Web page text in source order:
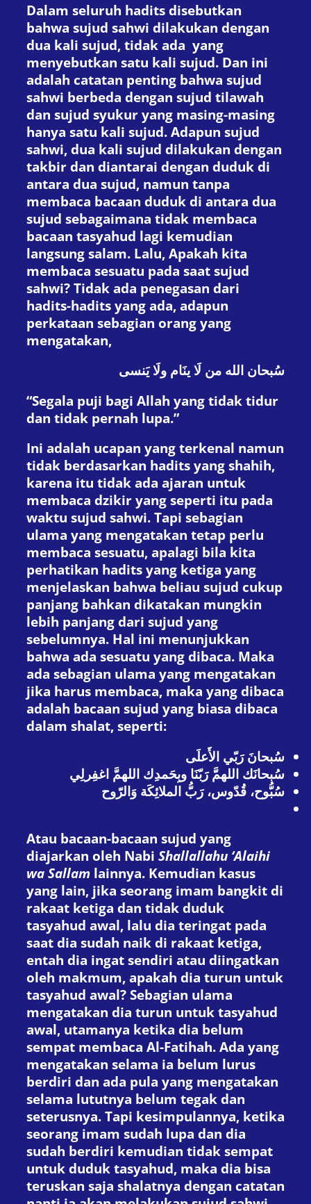
Dalam seluruh hadits disebutkan
bahwa sujud sahwi dilakukan dengan
dua kali sujud, tidak ada yang
menyebutkan satu kali sujud. Dan ini
adalah catatan penting bahwa sujud
sahwi berbeda dengan sujud tilawah
dan sujud syukur yang masing-masing
hanya satu kali sujud. Adapun sujud
sahwi, dua kali sujud dilakukan dengan
takbir dan diantarai dengan duduk di
antara dua sujud, namun tanpa
membaca bacaan duduk di antara dua
sujud sebagaimana tidak membaca
bacaan tasyahud lagi kemudian
langsung salam. Lalu, Apakah kita
membaca sesuatu pada saat sujud
sahwi? Tidak ada penegasan dari
hadits-hadits yang ada, adapun
perkataan sebagian orang yang
mengatakan,
سُبحان الله من لَا ينَام ولَا يَنسى
“Segala puji bagi Allah yang tidak tidur
dan tidak pernah lupa.”
Ini adalah ucapan yang terkenal namun
tidak berdasarkan hadits yang shahih,
karena itu tidak ada ajaran untuk
membaca dzikir yang seperti itu pada
waktu sujud sahwi. Tapi sebagian
ulama yang mengatakan tetap perlu
membaca sesuatu, apalagi bila kita
perhatikan hadits yang ketiga yang
menjelaskan bahwa beliau sujud cukup
panjang bahkan dikatakan mungkin
lebih panjang dari sujud yang
sebelumnya. Hal ini menunjukkan
bahwa ada sesuatu yang dibaca. Maka
ada sebagian ulama yang mengatakan
jika harus membaca, maka yang dibaca
adalah bacaan sujud yang biasa dibaca
dalam shalat, seperti:
سُبحانَ رَبّي الأَعلَى
سُبحانَك اللهمَّ رَبّنَا وبِحَمدِك اللهمَّ اغفِرلِي
سُبُّوح، قُدّوس، رَبُّ الملائِكَة وَالرّوح
Atau bacaan-bacaan sujud yang
diajarkan oleh Nabi Shallallahu ‘Alaihi
wa Sallam lainnya. Kemudian kasus
yang lain, jika seorang imam bangkit di
rakaat ketiga dan tidak duduk
tasyahud awal, lalu dia teringat pada
saat dia sudah naik di rakaat ketiga,
entah dia ingat sendiri atau diingatkan
oleh makmum, apakah dia turun untuk
tasyahud awal? Sebagian ulama
mengatakan dia turun untuk tasyahud
awal, utamanya ketika dia belum
sempat membaca Al-Fatihah. Ada yang
mengatakan selama ia belum lurus
berdiri dan ada pula yang mengatakan
selama lututnya belum tegak dan
seterusnya. Tapi kesimpulannya, ketika
seorang imam sudah lupa dan dia
sudah berdiri kemudian tidak sempat
untuk duduk tasyahud, maka dia bisa
teruskan saja shalatnya dengan catatan